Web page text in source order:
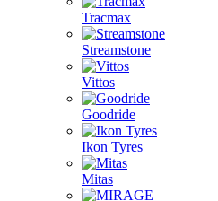
Tracmax
Streamstone
Vittos
Goodride
Ikon Tyres
Mitas